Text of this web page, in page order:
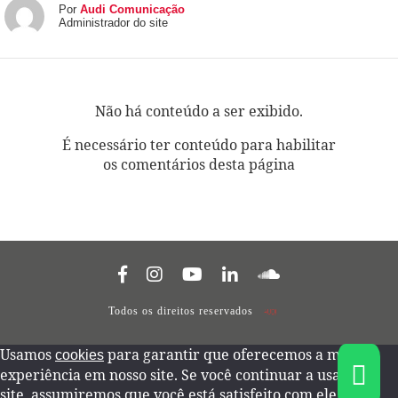
Por Audi Comunicação
Administrador do site
Não há conteúdo a ser exibido.
É necessário ter conteúdo para habilitar
os comentários desta página
Todos os direitos reservados
Usamos cookies para garantir que oferecemos a melhor
experiência em nosso site. Se você continuar a usar este